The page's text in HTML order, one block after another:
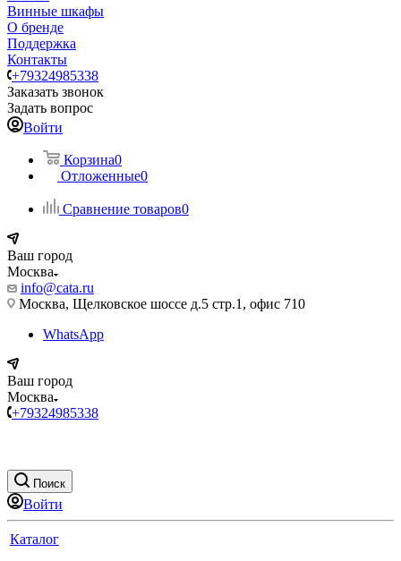
Винные шкафы
О бренде
Поддержка
Контакты
+79324985338
Заказать звонок
Задать вопрос
Войти
Корзина0
Отложенные0
Сравнение товаров0
Ваш город
Москва
info@cata.ru
Москва, Щелковское шоссе д.5 стр.1, офис 710
WhatsApp
Ваш город
Москва
+79324985338
Поиск
Войти
Каталог